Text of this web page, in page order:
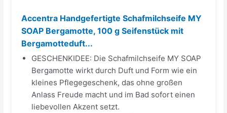
Accentra Handgefertigte Schafmilchseife MY
SOAP Bergamotte, 100 g Seifenstück mit
Bergamotteduft...
GESCHENKIDEE: Die Schafmilchseife MY SOAP
Bergamotte wirkt durch Duft und Form wie ein
kleines Pflegegeschenk, das ohne großen
Anlass Freude macht und im Bad sofort einen
liebevollen Akzent setzt.